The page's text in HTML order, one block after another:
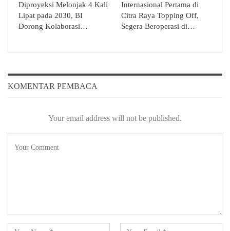
Diproyeksi Melonjak 4 Kali
Lipat pada 2030, BI
Dorong Kolaborasi…
Internasional Pertama di
Citra Raya Topping Off,
Segera Beroperasi di…
KOMENTAR PEMBACA
Your email address will not be published.